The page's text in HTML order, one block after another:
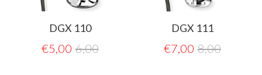
DGX 110
€5,00 6,00
DGX 111
€7,00 8,00